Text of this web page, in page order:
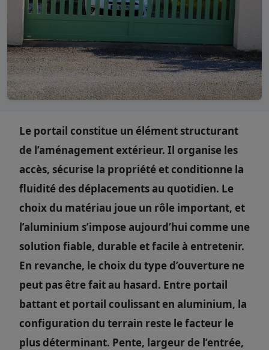
Le portail constitue un élément structurant
de l’aménagement extérieur. Il organise les
accès, sécurise la propriété et conditionne la
fluidité des déplacements au quotidien. Le
choix du matériau joue un rôle important, et
l’aluminium s’impose aujourd’hui comme une
solution fiable, durable et facile à entretenir.
En revanche, le choix du type d’ouverture ne
peut pas être fait au hasard. Entre portail
battant et portail coulissant en aluminium, la
configuration du terrain reste le facteur le
plus déterminant. Pente, largeur de l’entrée,